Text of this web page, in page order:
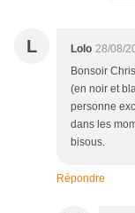
L Lolo 28/08/
Bonsoir
(en noir et
personne
dans les
bisous.
Répondre